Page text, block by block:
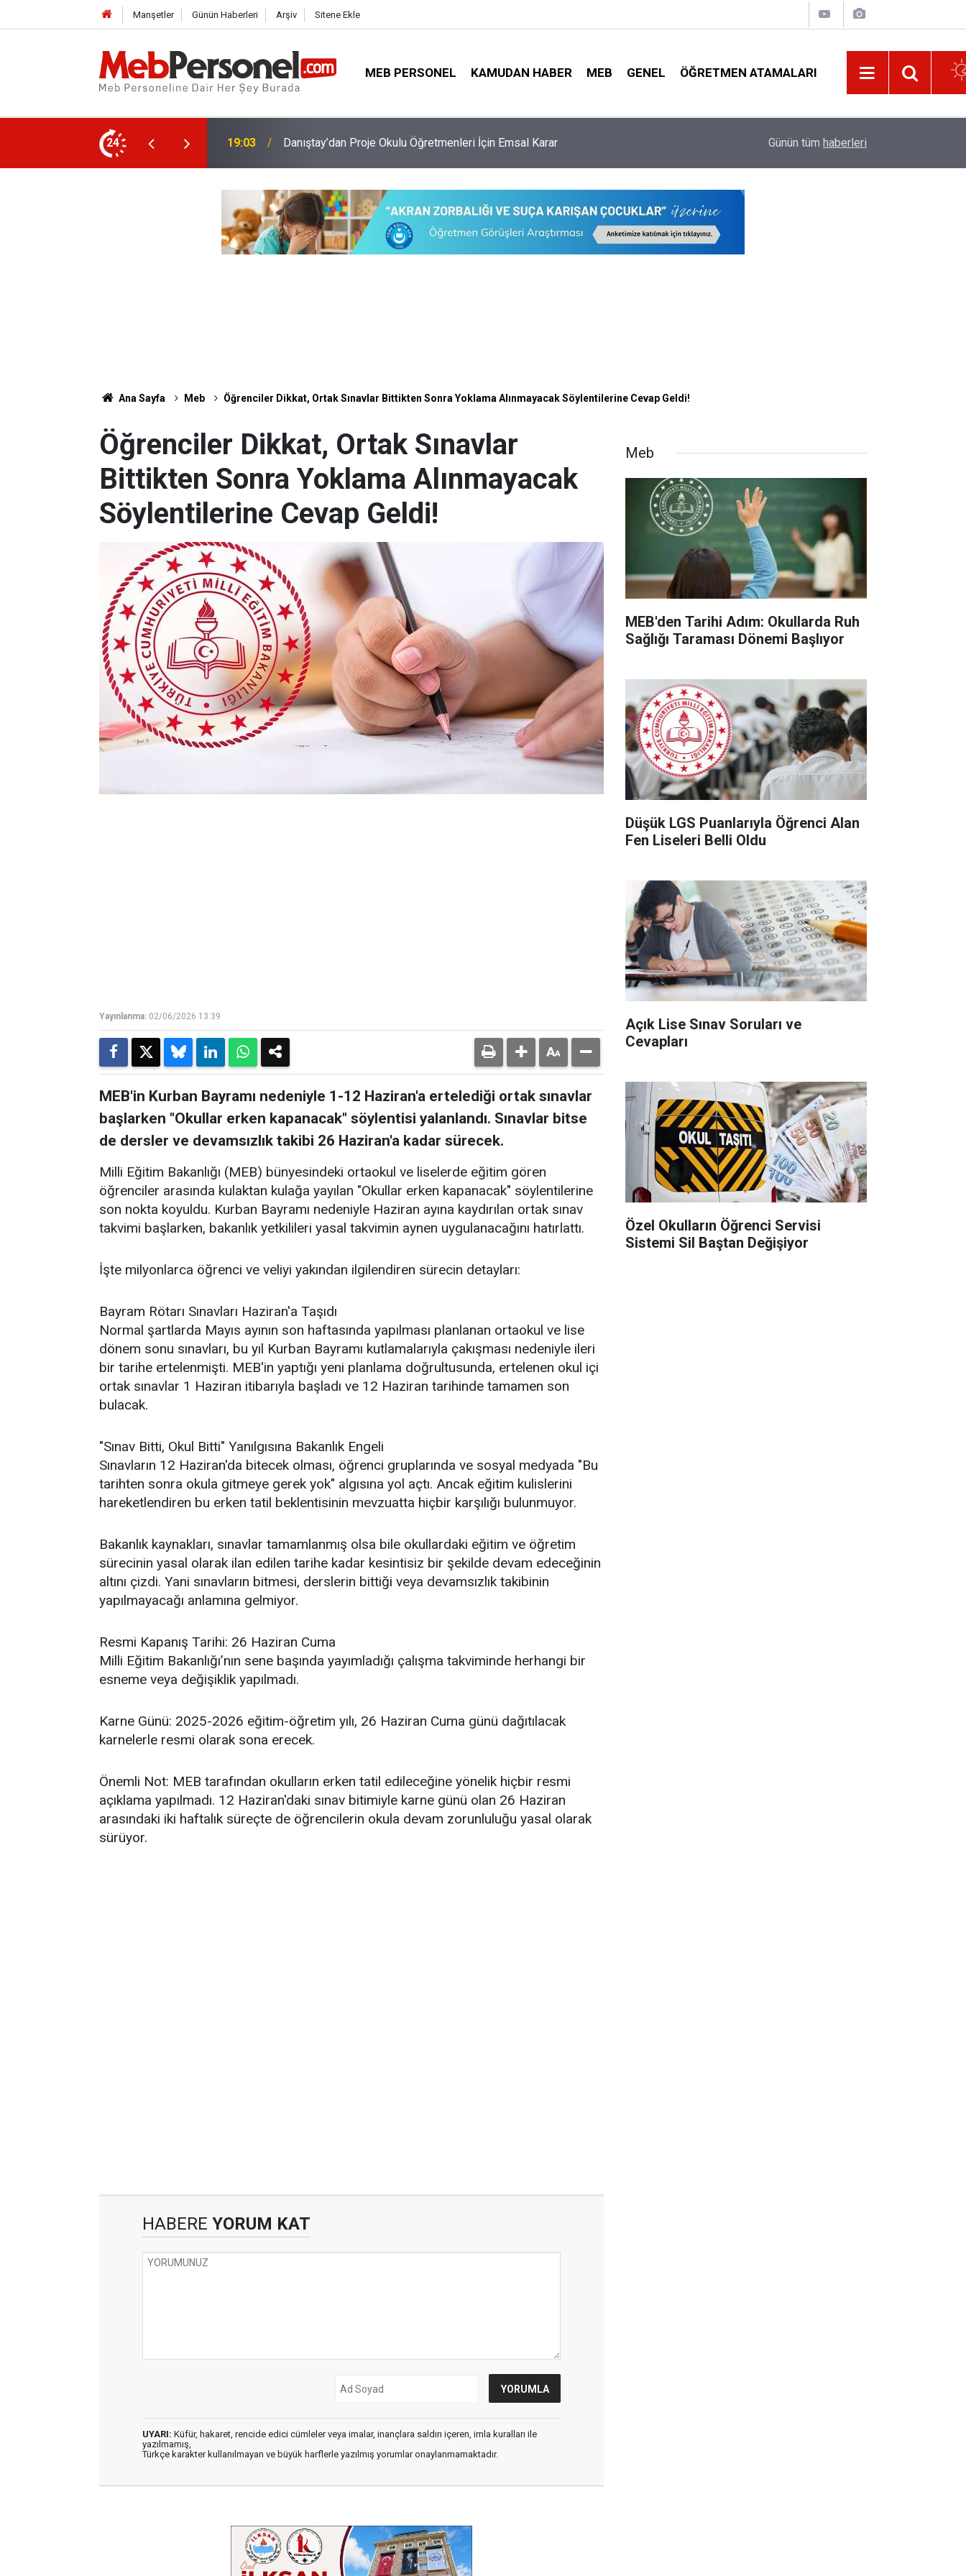
Manşetler Günün Haberleri Arşiv Sitene Ekle
MEB PERSONEL KAMUDAN HABER MEB GENEL ÖĞRETMEN ATAMALARI
24
İçin Emsal Karar 18:32 Salı Günü 81 İl Müdürü ve Bakan Tekin Şırnak'a Gidiyor Özür Grubu Atamalarında Öğretmenlere İkinci
Günün tüm haberleri
Ana Sayfa Meb Öğrenciler Dikkat, Ortak Sınavlar Bittikten Sonra Yoklama Alınmayacak Söylentilerine Cevap Geldi!
Öğrenciler Dikkat, Ortak Sınavlar
Bittikten Sonra Yoklama Alınmayacak
Söylentilerine Cevap Geldi!
Yayınlanma: 02/06/2026 13:39
MEB'in Kurban Bayramı nedeniyle 1-12 Haziran'a ertelediği ortak sınavlar
başlarken "Okullar erken kapanacak" söylentisi yalanlandı. Sınavlar bitse
de dersler ve devamsızlık takibi 26 Haziran'a kadar sürecek.
Milli Eğitim Bakanlığı (MEB) bünyesindeki ortaokul ve liselerde eğitim gören
öğrenciler arasında kulaktan kulağa yayılan "Okullar erken kapanacak" söylentilerine
son nokta koyuldu. Kurban Bayramı nedeniyle Haziran ayına kaydırılan ortak sınav
takvimi başlarken, bakanlık yetkilileri yasal takvimin aynen uygulanacağını hatırlattı.
İşte milyonlarca öğrenci ve veliyi yakından ilgilendiren sürecin detayları:
Bayram Rötarı Sınavları Haziran'a Taşıdı
Normal şartlarda Mayıs ayının son haftasında yapılması planlanan ortaokul ve lise
dönem sonu sınavları, bu yıl Kurban Bayramı kutlamalarıyla çakışması nedeniyle ileri
bir tarihe ertelenmişti. MEB'in yaptığı yeni planlama doğrultusunda, ertelenen okul içi
ortak sınavlar 1 Haziran itibarıyla başladı ve 12 Haziran tarihinde tamamen son
bulacak.
"Sınav Bitti, Okul Bitti" Yanılgısına Bakanlık Engeli
Sınavların 12 Haziran'da bitecek olması, öğrenci gruplarında ve sosyal medyada "Bu
tarihten sonra okula gitmeye gerek yok" algısına yol açtı. Ancak eğitim kulislerini
hareketlendiren bu erken tatil beklentisinin mevzuatta hiçbir karşılığı bulunmuyor.
Bakanlık kaynakları, sınavlar tamamlanmış olsa bile okullardaki eğitim ve öğretim
sürecinin yasal olarak ilan edilen tarihe kadar kesintisiz bir şekilde devam edeceğinin
altını çizdi. Yani sınavların bitmesi, derslerin bittiği veya devamsızlık takibinin
yapılmayacağı anlamına gelmiyor.
Resmi Kapanış Tarihi: 26 Haziran Cuma
Milli Eğitim Bakanlığı’nın sene başında yayımladığı çalışma takviminde herhangi bir
esneme veya değişiklik yapılmadı.
Karne Günü: 2025-2026 eğitim-öğretim yılı, 26 Haziran Cuma günü dağıtılacak
karnelerle resmi olarak sona erecek.
Önemli Not: MEB tarafından okulların erken tatil edileceğine yönelik hiçbir resmi
açıklama yapılmadı. 12 Haziran'daki sınav bitimiyle karne günü olan 26 Haziran
arasındaki iki haftalık süreçte de öğrencilerin okula devam zorunluluğu yasal olarak
sürüyor.
HABERE YORUM KAT
UYARI: Küfür, hakaret, rencide edici cümleler veya imalar, inançlara saldırı içeren, imla kuralları ile
yazılmamış,
Türkçe karakter kullanılmayan ve büyük harflerle yazılmış yorumlar onaylanmamaktadır.
Meb
MEB'den Tarihi Adım: Okullarda Ruh
Sağlığı Taraması Dönemi Başlıyor
Düşük LGS Puanlarıyla Öğrenci Alan
Fen Liseleri Belli Oldu
Açık Lise Sınav Soruları ve
Cevapları
Özel Okulların Öğrenci Servisi
Sistemi Sil Baştan Değişiyor